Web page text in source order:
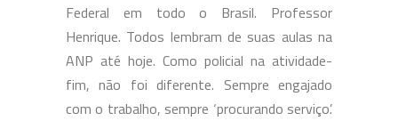
Federal em todo o Brasil. Professor
Henrique. Todos lembram de suas aulas na
ANP até hoje. Como policial na atividade-
fim, não foi diferente. Sempre engajado
com o trabalho, sempre ‘procurando serviço’.